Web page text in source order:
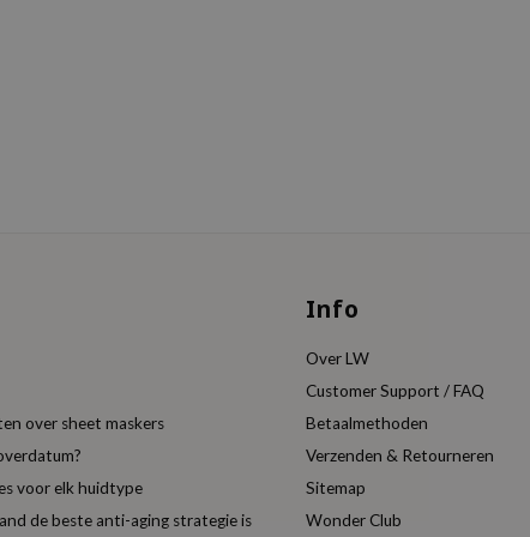
over sheet maskers
voor elk huidtype
de beste anti-aging strategie is
Info
Over LW
Customer Support / FAQ
Betaalmethoden
Verzenden & Retourneren
Sitemap
Wonder Club